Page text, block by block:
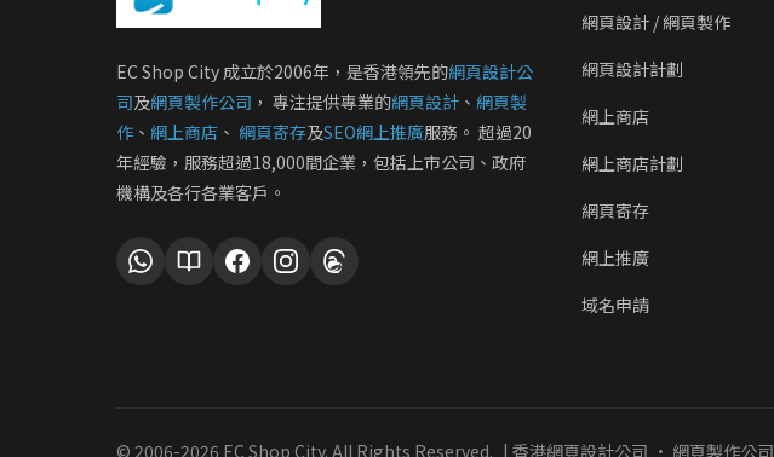
EC Shop City 成立於2006年，是香港領先的網頁設計公
司及網頁製作公司 ， 專注提供專業的網頁設計 、 網頁製
作 、 網上商店 、 網頁寄存及SEO網上推廣服務。 超過20
年經驗，服務超過18,000間企業，包括上市公司、政府
機構及各行各業客戶。
網頁設計 / 網頁製作
網頁設計計劃
網上商店
網上商店計劃
網頁寄存
網上推廣
域名申請
© 2006-2026 EC Shop City. All Rights Reserved. | 香港網頁設計公司 · 網頁製作公司